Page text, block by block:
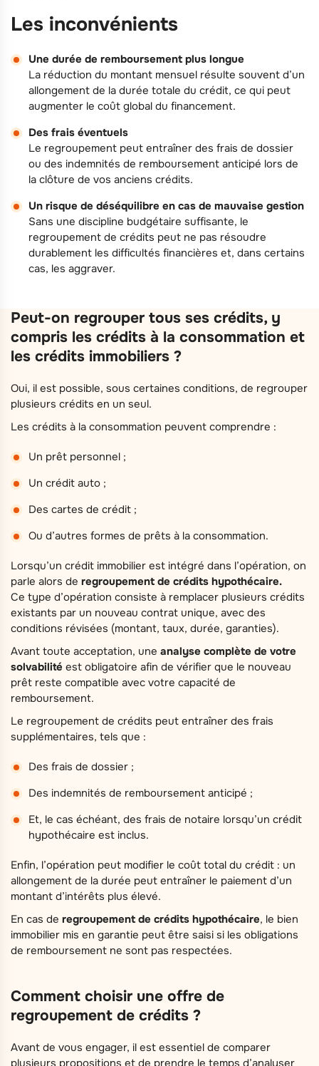
Les inconvénients
Une durée de remboursement plus longue
La réduction du montant mensuel résulte souvent d’un
allongement de la durée totale du crédit, ce qui peut
augmenter le coût global du financement.
Des frais éventuels
Le regroupement peut entraîner des frais de dossier
ou des indemnités de remboursement anticipé lors de
la clôture de vos anciens crédits.
Un risque de déséquilibre en cas de mauvaise gestion
Sans une discipline budgétaire suffisante, le
regroupement de crédits peut ne pas résoudre
durablement les difficultés financières et, dans certains
cas, les aggraver.
Peut-on regrouper tous ses crédits, y
compris les crédits à la consommation et
les crédits immobiliers ?
Oui, il est possible, sous certaines conditions, de regrouper
plusieurs crédits en un seul.
Les crédits à la consommation peuvent comprendre :
Un prêt personnel ;
Un crédit auto ;
Des cartes de crédit ;
Ou d’autres formes de prêts à la consommation.
Lorsqu’un crédit immobilier est intégré dans l’opération, on
parle alors de regroupement de crédits hypothécaire.
Ce type d’opération consiste à remplacer plusieurs crédits
existants par un nouveau contrat unique, avec des
conditions révisées (montant, taux, durée, garanties).
Avant toute acceptation, une analyse complète de votre
solvabilité est obligatoire afin de vérifier que le nouveau
prêt reste compatible avec votre capacité de
remboursement.
Le regroupement de crédits peut entraîner des frais
supplémentaires, tels que :
Des frais de dossier ;
Des indemnités de remboursement anticipé ;
Et, le cas échéant, des frais de notaire lorsqu’un crédit
hypothécaire est inclus.
Enfin, l’opération peut modifier le coût total du crédit : un
allongement de la durée peut entraîner le paiement d’un
montant d’intérêts plus élevé.
En cas de regroupement de crédits hypothécaire, le bien
immobilier mis en garantie peut être saisi si les obligations
de remboursement ne sont pas respectées.
Comment choisir une offre de
regroupement de crédits ?
Avant de vous engager, il est essentiel de comparer